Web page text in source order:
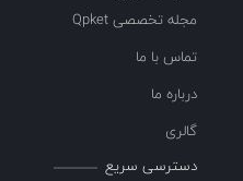
مجله تخصصی Qpket
تماس با ما
درباره ما
گالری
دسترسی سریع